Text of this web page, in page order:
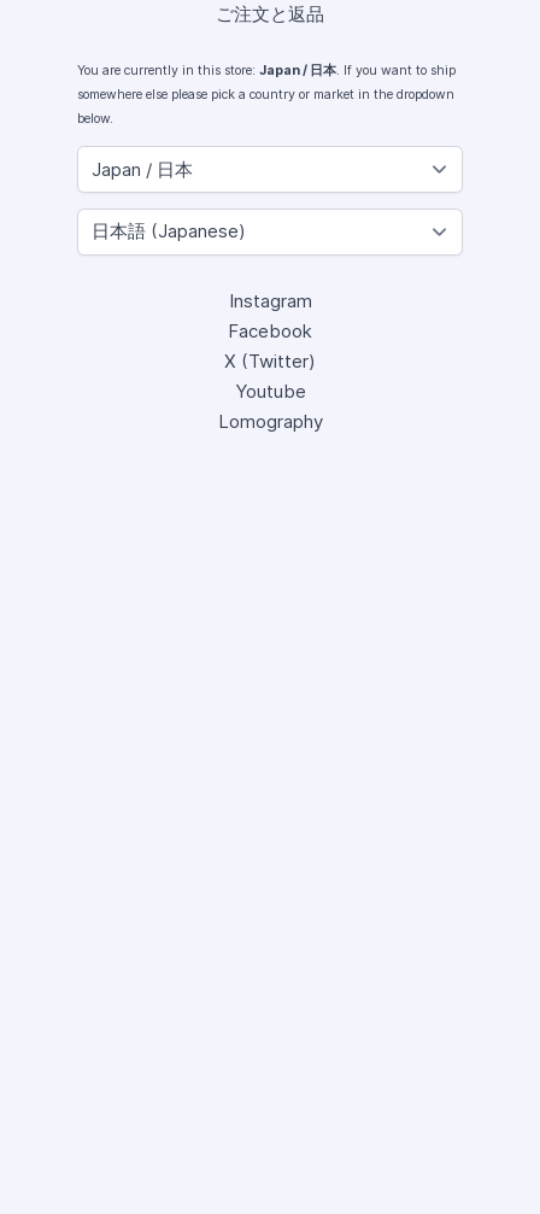
ご注文と返品
You are currently in this store: Japan / 日本. If you want to ship
somewhere else please pick a country or market in the dropdown
below.
Instagram
Facebook
X (Twitter)
Youtube
Lomography